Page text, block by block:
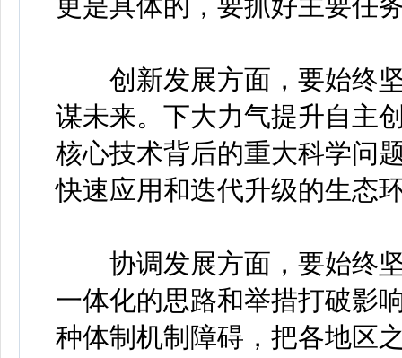
创新发展方面，要始终坚
谋未来。下大力气提升自主
核心技术背后的重大科学问
快速应用和迭代升级的生态
协调发展方面，要始终坚
一体化的思路和举措打破影
种体制机制障碍，把各地区